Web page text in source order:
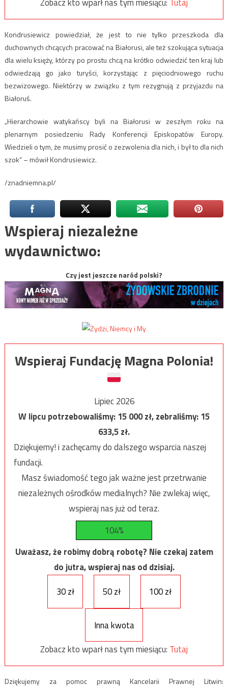
Kondrusiewicz powiedział, że jest to nie tylko przeszkoda dla
duchownych chcących pracować na Białorusi, ale też szokująca sytuacja
dla wielu księży, którzy po prostu chcą na krótko odwiedzić ten kraj lub
odwiedzają go jako turyści, korzystając z pięciodniowego ruchu
bezwizowego. Niektórzy w związku z tym rezygnują z przyjazdu na
Białoruś.
„Hierarchowie watykańscy byli na Białorusi w zeszłym roku na
plenarnym posiedzeniu Rady Konferencji Episkopatów Europy.
Wiedzieli o tym, że musimy prosić o zezwolenia dla nich, i był to dla nich
szok” – mówił Kondrusiewicz.
/znadniemna.pl/
Wspieraj niezależne
wydawnictwo:
Czy jest jeszcze naród polski?
Wspieraj Fundację Magna Polonia!
Lipiec 2026
W lipcu potrzebowaliśmy:15 000zł, zebraliśmy:15
633,5zł.
Dziękujemy! i zachęcamy do dalszego wsparcia naszej
fundacji.
Masz świadomość tego jak ważne jest przetrwanie
niezależnych ośrodków medialnych? Nie zwlekaj więc,
wspieraj nas już od teraz.
104%
Uważasz, że robimy dobrą robotę? Nie czekaj zatem
do jutra, wspieraj nas od dzisiaj.
30 zł
50 zł 100 zł
Inna kwota
Zobacz kto wparł nas tym miesiącu: Tutaj
Dziękujemy za pomoc prawną Kancelarii Prawnej Litwin: